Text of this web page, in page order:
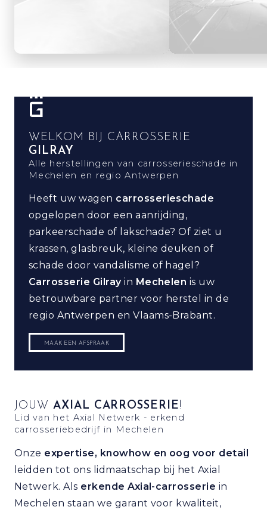
WELKOM BIJ CARROSSERIE
GILRAY
Alle herstellingen van carrosserieschade in
Mechelen en regio Antwerpen
Heeft uw wagen carrosserieschade
opgelopen door een aanrijding,
parkeerschade of lakschade? Of ziet u
krassen, glasbreuk, kleine deuken of
schade door vandalisme of hagel?
Carrosserie Gilrayin Mechelen is uw
betrouwbare partner voor herstel in de
regio Antwerpen en Vlaams-Brabant.
MAAK EEN AFSPRAAK
JOUW AXIAL CARROSSERIE!
Lid van het Axial Netwerk - erkend
carrosseriebedrijf in Mechelen
Onze expertise, knowhow en oog voor detail
leidden tot ons lidmaatschap bij het Axial
Netwerk. Als erkende Axial-carrosserie in
Mechelen staan we garant voor kwaliteit,